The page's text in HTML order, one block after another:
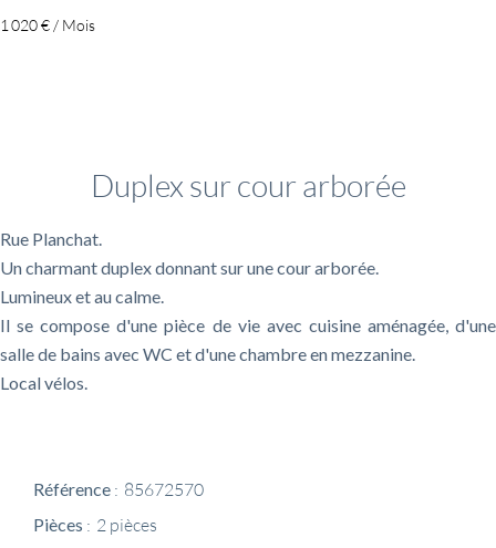
1 020 € / Mois
Duplex sur cour arborée
Rue Planchat.
Un charmant duplex donnant sur une cour arborée.
Lumineux et au calme.
Il se compose d'une pièce de vie avec cuisine aménagée, d'une
salle de bains avec WC et d'une chambre en mezzanine.
Local vélos.
Référence 85672570
Pièces 2 pièces